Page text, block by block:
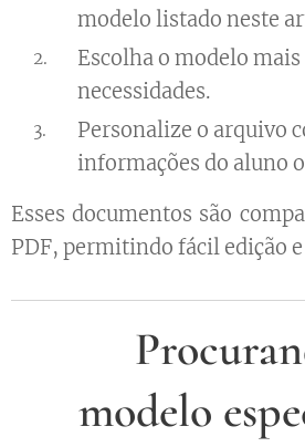
modelo listado neste
Escolha o modelo mais
necessidades.
Personalize o arquivo
informações do aluno
Esses documentos são
PDF, permitindo fácil edição
modelo